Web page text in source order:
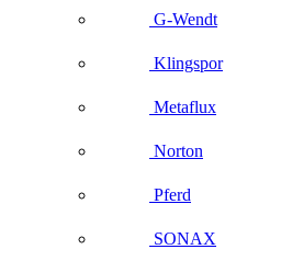
G-Wendt
Klingspor
Metaflux
Norton
Pferd
SONAX